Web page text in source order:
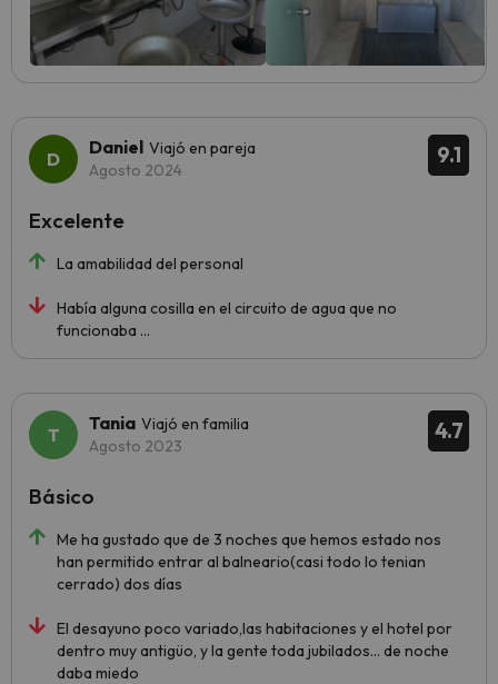
9.1
Daniel Viajó en pareja
Agosto 2024
La amabilidad del personal
Había alguna cosilla en el circuito de agua que no
funcionaba ...
Excelente
4.7
Tania Viajó en familia
Agosto 2023
Me ha gustado que de 3 noches que hemos estado nos
han permitido entrar al balneario(casi todo lo tenian
cerrado) dos días
El desayuno poco variado,las habitaciones y el hotel por
dentro muy antigüo, y la gente toda jubilados... de noche
daba miedo
Básico